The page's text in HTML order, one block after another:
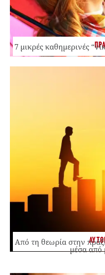
7 μικρές καθημερινές
Από τη θεωρία στην
μέσα από